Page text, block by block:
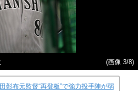
(画像 3/8)
彰布元監督“再登板”で強力投手陣が弱